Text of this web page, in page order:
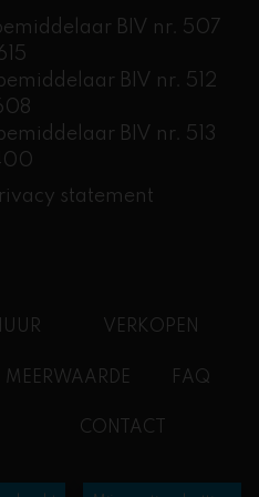
BIV nr. 507
BIV nr. 512
BIV nr. 513
statement
VERKOPEN
FAQ
CONTACT